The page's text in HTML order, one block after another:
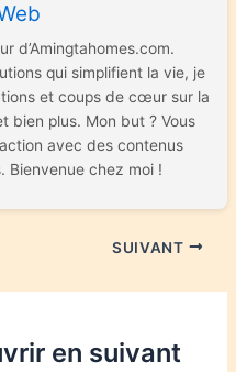
d’Amingtahomes.com.
qui simplifient la vie, je
et coups de cœur sur la
bien plus. Mon but ? Vous
avec des contenus
Bienvenue chez moi !
SUIVANT
en suivant